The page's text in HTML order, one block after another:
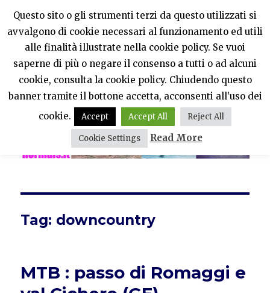
PercheNONEssereNormali?
MENU
Tag: downcountry
MTB : passo di Romaggi e
Questo sito o gli strumenti terzi da questo utilizzati si
avvalgono di cookie necessari al funzionamento ed utili
alle finalità illustrate nella cookie policy. Se vuoi
saperne di più o negare il consenso a tutti o ad alcuni
cookie, consulta la cookie policy. Chiudendo questo
banner tramite il bottone accetta, acconsenti all’uso dei
cookie.
Accept Accept All Reject All
Cookie Settings Read More